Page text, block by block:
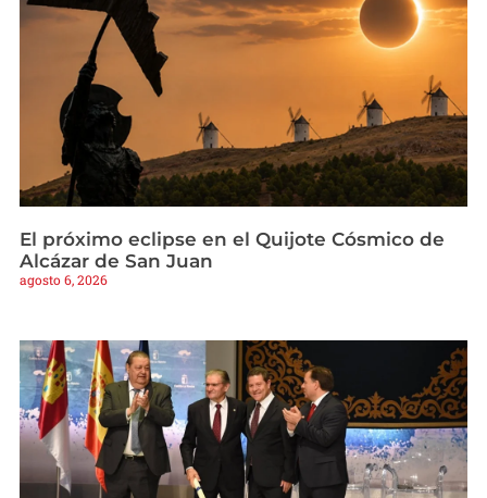
El próximo eclipse en el Quijote Cósmico de
Alcázar de San Juan
agosto 6, 2026